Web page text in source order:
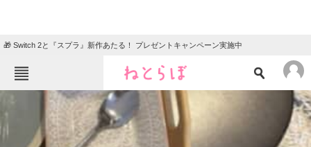
🎁 Switch 2と『スプラ』新作あたる！ プレゼントキャンペーン実施中
ねとらぼメニュー
ニュース
エンタメ クイズ